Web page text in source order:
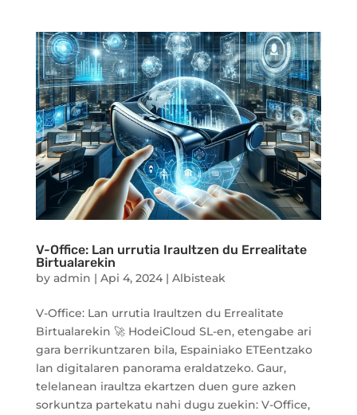
V-Office: Lan urrutia Iraultzen du Errealitate
Birtualarekin
by admin | Api 4, 2024| Albisteak
V-Office: Lan urrutia Iraultzen du Errealitate
Birtualarekin 🚀 HodeiCloud SL-en, etengabe ari
gara berrikuntzaren bila, Espainiako ETEentzako
lan digitalaren panorama eraldatzeko. Gaur,
telelanean iraultza ekartzen duen gure azken
sorkuntza partekatu nahi dugu zuekin: V-Office,